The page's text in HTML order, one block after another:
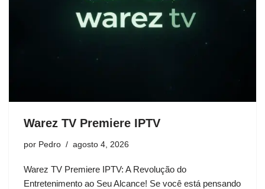
Warez TV Premiere IPTV
por Pedro agosto 4, 2026
Warez TV Premiere IPTV: A Revolução do
Entretenimento ao Seu Alcance! Se você está pensando